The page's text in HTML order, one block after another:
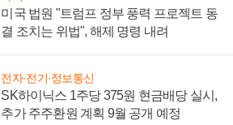
미국 법원 "트럼프 정부 풍력 프로젝트 동
결 조치는 위법", 해제 명령 내려
전자·전기·정보통신
SK하이닉스 1주당 375원 현금배당 실시,
추가 주주환원 계획 9월 공개 예정